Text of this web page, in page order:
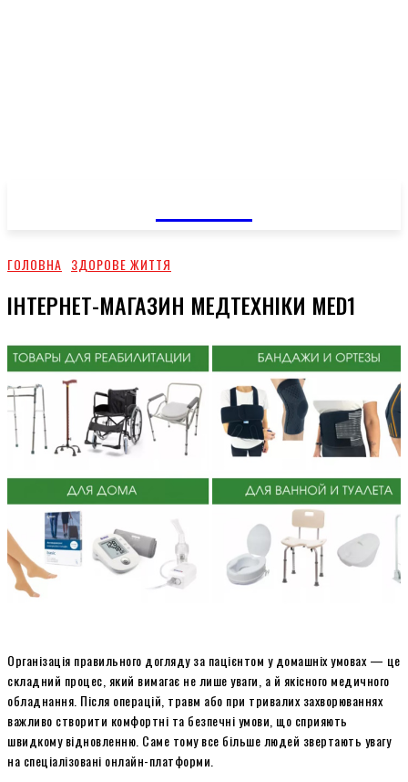
ГОЛОВНА ЗДОРОВЕ ЖИТТЯ
ІНТЕРНЕТ-МАГАЗИН МЕДТЕХНІКИ MED1
Організація правильного догляду за пацієнтом у домашніх умовах — це
складний процес, який вимагає не лише уваги, а й якісного медичного
обладнання. Після операцій, травм або при тривалих захворюваннях
важливо створити комфортні та безпечні умови, що сприяють
швидкому відновленню. Саме тому все більше людей звертають увагу
на спеціалізовані онлайн-платформи.